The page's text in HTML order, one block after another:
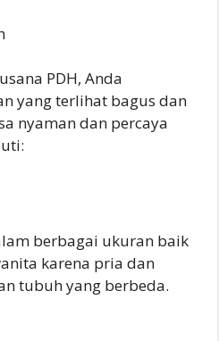
PDH, Anda
yang terlihat bagus dan
nyaman dan percaya
berbagai ukuran baik
karena pria dan
tubuh yang berbeda.